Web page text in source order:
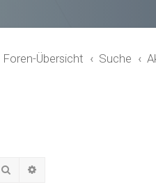
Foren-Übersicht Suche
Suche